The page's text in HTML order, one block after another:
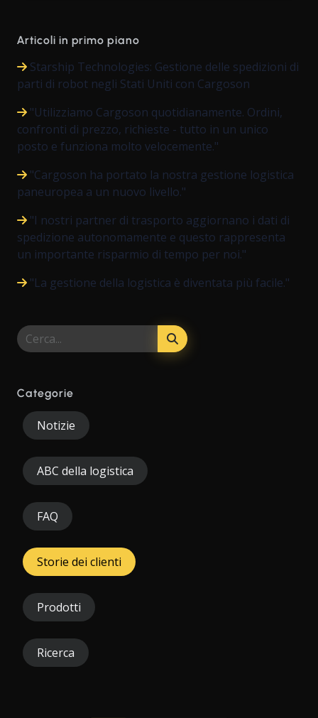
Articoli in primo piano
Starship Technologies: Gestione delle spedizioni di
parti di robot negli Stati Uniti con Cargoson
"Utilizziamo Cargoson quotidianamente. Ordini,
confronti di prezzo, richieste - tutto in un unico
posto e funziona molto velocemente."
"Cargoson ha portato la nostra gestione logistica
paneuropea a un nuovo livello."
"I nostri partner di trasporto aggiornano i dati di
spedizione autonomamente e questo rappresenta
un importante risparmio di tempo per noi."
"La gestione della logistica è diventata più facile."
Categorie
Notizie
ABC della logistica
FAQ
Storie dei clienti
Prodotti
Ricerca